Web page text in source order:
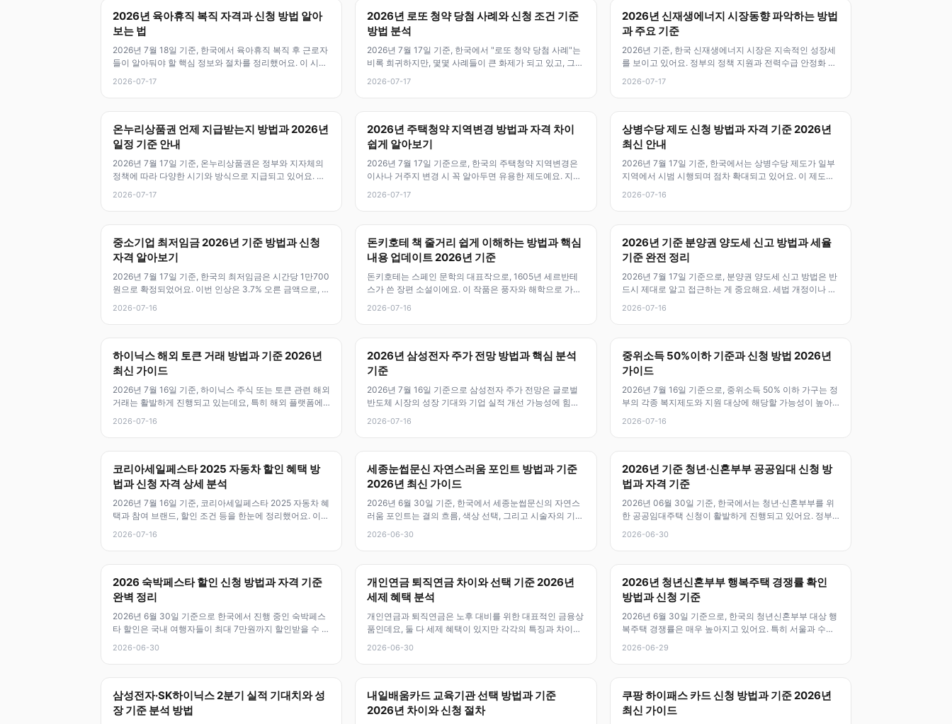
2026년 육아휴직 복직 자격과 신청 방법 알아
보는 법
2026년 7월 18일 기준, 한국에서 육아휴직 복직 후 근로자
들이 알아둬야 할 핵심 정보와 절차를 정리했어요. 이 시점
2026-07-17
2026년 로또 청약 당첨 사례와 신청 조건 기준
방법 분석
2026년 7월 17일 기준, 한국에서 "로또 청약 당첨 사례"는
비록 희귀하지만, 몇몇 사례들이 큰 화제가 되고 있고, 그
2026-07-17
2026년 신재생에너지 시장동향 파악하는 방법
과 주요 기준
2026년 기준, 한국 신재생에너지 시장은 지속적인 성장세
를 보이고 있어요. 정부의 정책 지원과 전력수급 안정화 노
2026-07-17
온누리상품권 언제 지급받는지 방법과 2026년
일정 기준 안내
2026년 7월 17일 기준, 온누리상품권은 정부와 지자체의
정책에 따라 다양한 시기와 방식으로 지급되고 있어요. 최
2026-07-17
2026년 주택청약 지역변경 방법과 자격 차이
쉽게 알아보기
2026년 7월 17일 기준으로, 한국의 주택청약 지역변경은
이사나 거주지 변경 시 꼭 알아두면 유용한 제도예요. 지역
2026-07-17
상병수당 제도 신청 방법과 자격 기준 2026년
최신 안내
2026년 7월 17일 기준, 한국에서는 상병수당 제도가 일부
지역에서 시범 시행되며 점차 확대되고 있어요. 이 제도는
2026-07-16
중소기업 최저임금 2026년 기준 방법과 신청
자격 알아보기
2026년 7월 17일 기준, 한국의 최저임금은 시간당 1만700
원으로 확정되었어요. 이번 인상은 3.7% 오른 금액으로, 4
2026-07-16
돈키호테 책 줄거리 쉽게 이해하는 방법과 핵심
내용 업데이트 2026년 기준
돈키호테는 스페인 문학의 대표작으로, 1605년 세르반테
스가 쓴 장편 소설이에요. 이 작품은 풍자와 해학으로 가득
2026-07-16
2026년 기준 분양권 양도세 신고 방법과 세율
기준 완전 정리
2026년 7월 17일 기준으로, 분양권 양도세 신고 방법은 반
드시 제대로 알고 접근하는 게 중요해요. 세법 개정이나 세
2026-07-16
하이닉스 해외 토큰 거래 방법과 기준 2026년
최신 가이드
2026년 7월 16일 기준, 하이닉스 주식 또는 토큰 관련 해외
거래는 활발하게 진행되고 있는데요, 특히 해외 플랫폼에
2026-07-16
2026년 삼성전자 주가 전망 방법과 핵심 분석
기준
2026년 7월 16일 기준으로 삼성전자 주가 전망은 글로벌
반도체 시장의 성장 기대와 기업 실적 개선 가능성에 힘입
2026-07-16
중위소득 50%이하 기준과 신청 방법 2026년
가이드
2026년 7월 16일 기준으로, 중위소득 50% 이하 가구는 정
부의 각종 복지제도와 지원 대상에 해당할 가능성이 높아
2026-07-16
코리아세일페스타 2025 자동차 할인 혜택 방
법과 신청 자격 상세 분석
2026년 7월 16일 기준, 코리아세일페스타 2025 자동차 혜
택과 참여 브랜드, 할인 조건 등을 한눈에 정리했어요. 이번
2026-07-16
세종눈썹문신 자연스러움 포인트 방법과 기준
2026년 최신 가이드
2026년 6월 30일 기준, 한국에서 세종눈썹문신의 자연스
러움 포인트는 결의 흐름, 색상 선택, 그리고 시술자의 기술
2026-06-30
2026년 기준 청년·신혼부부 공공임대 신청 방
법과 자격 기준
2026년 06월 30일 기준, 한국에서는 청년·신혼부부를 위
한 공공임대주택 신청이 활발하게 진행되고 있어요. 정부
2026-06-30
2026 숙박페스타 할인 신청 방법과 자격 기준
완벽 정리
2026년 6월 30일 기준으로 한국에서 진행 중인 숙박페스
타 할인은 국내 여행자들이 최대 7만원까지 할인받을 수 있
2026-06-30
개인연금 퇴직연금 차이와 선택 기준 2026년
세제 혜택 분석
개인연금과 퇴직연금은 노후 대비를 위한 대표적인 금융상
품인데요, 둘 다 세제 혜택이 있지만 각각의 특징과 차이점
2026-06-30
2026년 청년신혼부부 행복주택 경쟁률 확인
방법과 신청 기준
2026년 6월 30일 기준으로, 한국의 청년신혼부부 대상 행
복주택 경쟁률은 매우 높아지고 있어요. 특히 서울과 수도
2026-06-29
삼성전자·SK하이닉스 2분기 실적 기대치와 성
장 기준 분석 방법
내일배움카드 교육기관 선택 방법과 기준
2026년 차이와 신청 절차
쿠팡 하이패스 카드 신청 방법과 기준 2026년
최신 가이드